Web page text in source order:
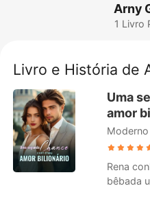
Baixar App
Lobisomem
Romance
Bilionários
Ranking
Arny
1 Livro
Livro e História de
Uma
amor
Moderno
Rena
bêbada